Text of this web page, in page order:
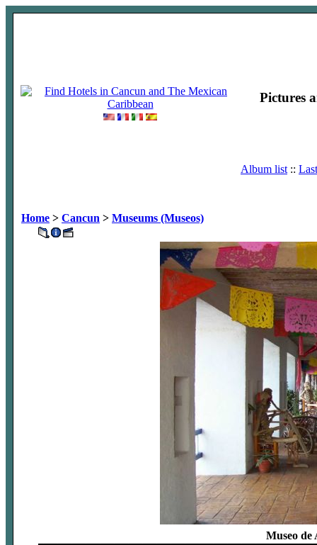
Pictures
Album list ::
Home > Cancun > Museums (Museos)
Museo de